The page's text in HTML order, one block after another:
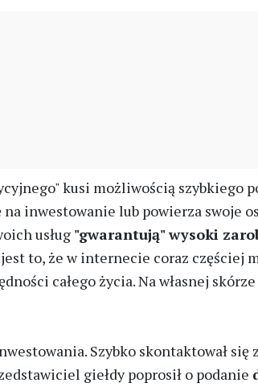
kusi możliwością szybkiego
inwestowanie lub powierza swoje
usług "gwarantują" wysoki
to, że w internecie coraz częściej
całego życia. Na własnej
Szybko skontaktował się
giełdy poprosił o podanie